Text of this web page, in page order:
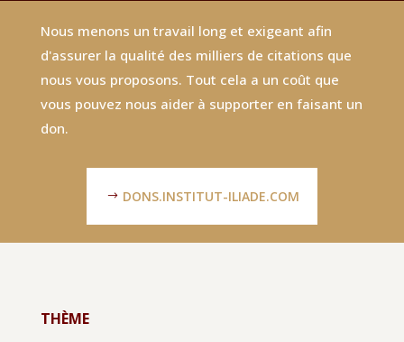
Nous menons un travail long et exigeant afin
d'assurer la qualité des milliers de citations que
nous vous proposons. Tout cela a un coût que
vous pouvez nous aider à supporter en faisant un
don.
DONS.INSTITUT-ILIADE.COM
THÈME